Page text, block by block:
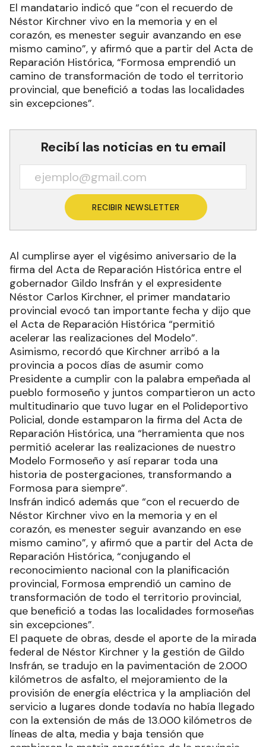
El mandatario indicó que “con el recuerdo de
Néstor Kirchner vivo en la memoria y en el
corazón, es menester seguir avanzando en ese
mismo camino”, y afirmó que a partir del Acta de
Reparación Histórica, “Formosa emprendió un
camino de transformación de todo el territorio
provincial, que benefició a todas las localidades
sin excepciones”.
Recibí las noticias en tu email
RECIBIR NEWSLETTER
Al cumplirse ayer el vigésimo aniversario de la
firma del Acta de Reparación Histórica entre el
gobernador Gildo Insfrán y el expresidente
Néstor Carlos Kirchner, el primer mandatario
provincial evocó tan importante fecha y dijo que
el Acta de Reparación Histórica “permitió
acelerar las realizaciones del Modelo”.
Asimismo, recordó que Kirchner arribó a la
provincia a pocos días de asumir como
Presidente a cumplir con la palabra empeñada al
pueblo formoseño y juntos compartieron un acto
multitudinario que tuvo lugar en el Polideportivo
Policial, donde estamparon la firma del Acta de
Reparación Histórica, una “herramienta que nos
permitió acelerar las realizaciones de nuestro
Modelo Formoseño y así reparar toda una
historia de postergaciones, transformando a
Formosa para siempre”.
Insfrán indicó además que “con el recuerdo de
Néstor Kirchner vivo en la memoria y en el
corazón, es menester seguir avanzando en ese
mismo camino”, y afirmó que a partir del Acta de
Reparación Histórica, “conjugando el
reconocimiento nacional con la planificación
provincial, Formosa emprendió un camino de
transformación de todo el territorio provincial,
que benefició a todas las localidades formoseñas
sin excepciones”.
El paquete de obras, desde el aporte de la mirada
federal de Néstor Kirchner y la gestión de Gildo
Insfrán, se tradujo en la pavimentación de 2.000
kilómetros de asfalto, el mejoramiento de la
provisión de energía eléctrica y la ampliación del
servicio a lugares donde todavía no había llegado
con la extensión de más de 13.000 kilómetros de
líneas de alta, media y baja tensión que